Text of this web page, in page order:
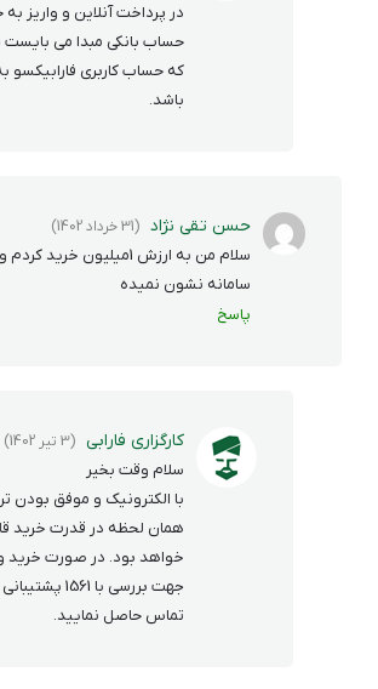
در پرداخت آنلاین و واریز
حساب بانکی مبدا می
که حساب کاربری فارابیکسو
باشد.
حسن تقی نژاد (31 خرداد 1402)
سلام من به ارزش 1میلیون خرید
سامانه نشون نمیده
پاسخ
کارگزاری فارابی (3 تیر 1402)
سلام وقت بخیر
با الکترونیک و موفق بودن
همان لحظه در قدرت خرید
خواهد بود. در صورت
تماس حاصل نمایید.